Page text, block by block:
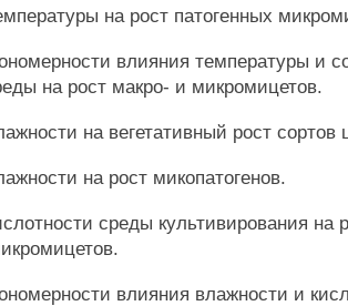
на рост патогенных
влияния температуры и
на рост макро- и микромицетов.
на вегетативный рост
на рост микопатогенов.
среды культивирования на
влияния влажности и